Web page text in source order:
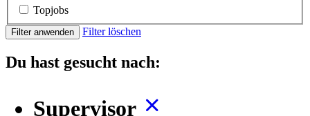
Topjobs
Filter anwenden Filter löschen
Du hast gesucht nach:
Supervisor